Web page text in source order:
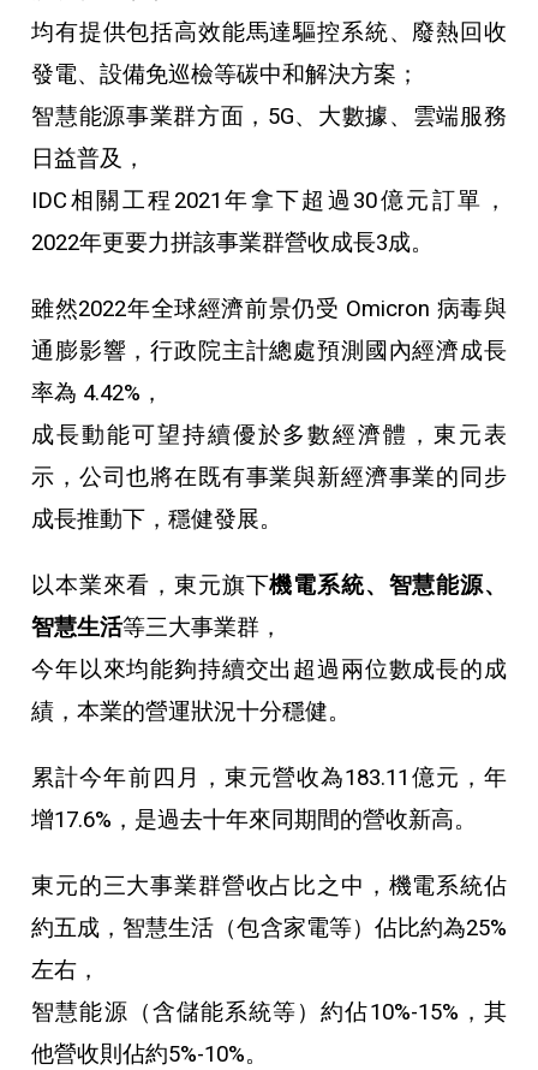
均有提供包括高效能馬達驅控系統、廢熱回收
發電、設備免巡檢等碳中和解決方案；
智慧能源事業群方面，5G、大數據、雲端服務
日益普及，
IDC相關工程2021年拿下超過30億元訂單，
2022年更要力拼該事業群營收成長3成。
雖然2022年全球經濟前景仍受 Omicron 病毒與
通膨影響，行政院主計總處預測國內經濟成長
率為 4.42%，
成長動能可望持續優於多數經濟體，東元表
示，公司也將在既有事業與新經濟事業的同步
成長推動下，穩健發展。
以本業來看，東元旗下機電系統、智慧能源、
智慧生活等三大事業群，
今年以來均能夠持續交出超過兩位數成長的成
績，本業的營運狀況十分穩健。
累計今年前四月，東元營收為183.11億元，年
增17.6%，是過去十年來同期間的營收新高。
東元的三大事業群營收占比之中，機電系統佔
約五成，智慧生活（包含家電等）佔比約為25%
左右，
智慧能源（含儲能系統等）約佔10%-15%，其
他營收則佔約5%-10%。